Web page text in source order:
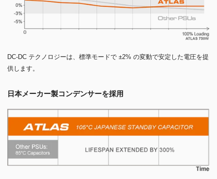
DC-DC テクノロジーは、標準モードで ±2% の変動で安定した電圧を提
供します。
日本メーカー製コンデンサーを採用